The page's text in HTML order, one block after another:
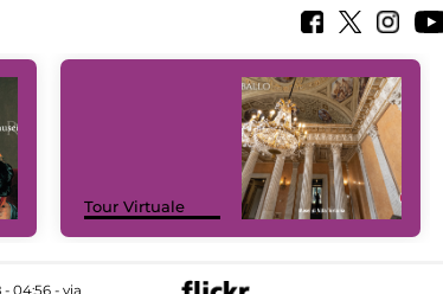
Tour Virtuale